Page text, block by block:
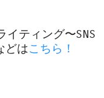
ティング〜SNS
どはこちら！